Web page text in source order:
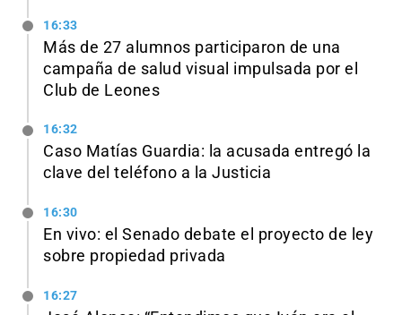
16:33
Más de 27 alumnos participaron de una
campaña de salud visual impulsada por el
Club de Leones
16:32
Caso Matías Guardia: la acusada entregó la
clave del teléfono a la Justicia
16:30
En vivo: el Senado debate el proyecto de ley
sobre propiedad privada
16:27